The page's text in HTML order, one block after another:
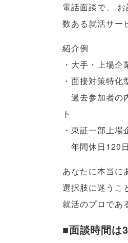
電話面談で、
数ある就活サー
紹介例
・大手・上場
・面接対策特化
過去参加者の
ト
・東証一部上場
年間休日120
あなたに本当に
選択肢に迷うこ
就活のプロであ
■面談時間は